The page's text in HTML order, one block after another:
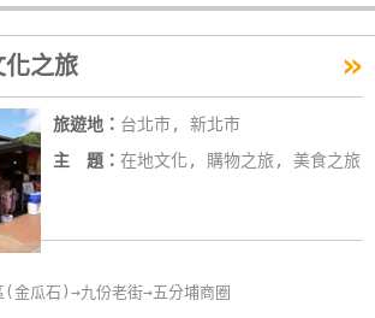
化之旅 »
旅遊地： 台北市, 新北市
主 題： 在地文化, 購物之旅, 美食之旅
(金瓜石)→九份老街→五分埔商圈